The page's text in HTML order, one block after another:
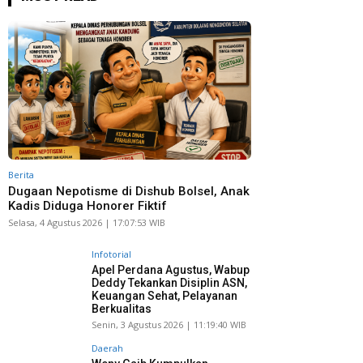
Berita
Dugaan Nepotisme di Dishub Bolsel, Anak
Kadis Diduga Honorer Fiktif
Selasa, 4 Agustus 2026 | 17:07:53 WIB
Infotorial
Apel Perdana Agustus, Wabup
Deddy Tekankan Disiplin ASN,
Keuangan Sehat, Pelayanan
Berkualitas
Senin, 3 Agustus 2026 | 11:19:40 WIB
Daerah